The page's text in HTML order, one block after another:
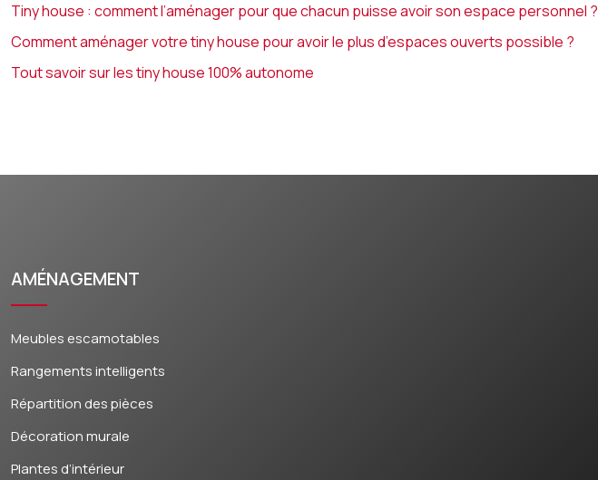
Tiny house : comment l’aménager pour que chacun puisse avoir son espace personnel ?
Comment aménager votre tiny house pour avoir le plus d’espaces ouverts possible ?
Tout savoir sur les tiny house 100% autonome
AMÉNAGEMENT
Meubles escamotables
Rangements intelligents
Répartition des pièces
Décoration murale
Plantes d’intérieur